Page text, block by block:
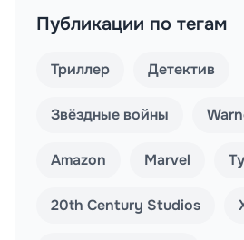
Публикации по тегам
Триллер Детектив
Звёздные войны
Amazon Marvel
20th Century Studios